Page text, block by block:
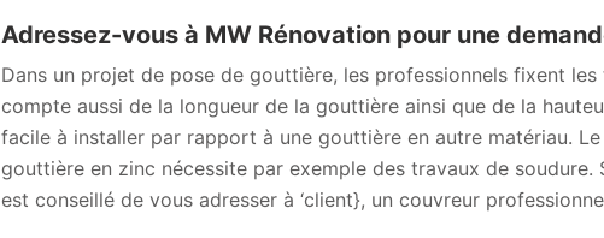
Adressez-vous à MW Rénovation pour une
Dans un projet de pose de gouttière, les professionnels fixent
compte aussi de la longueur de la gouttière ainsi que de la
facile à installer par rapport à une gouttière en autre matériau.
gouttière en zinc nécessite par exemple des travaux de
est conseillé de vous adresser à ‘client}, un couvreur